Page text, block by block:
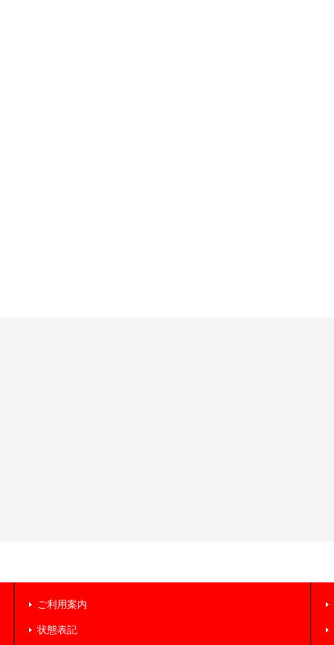
ご利用案内
状態表記